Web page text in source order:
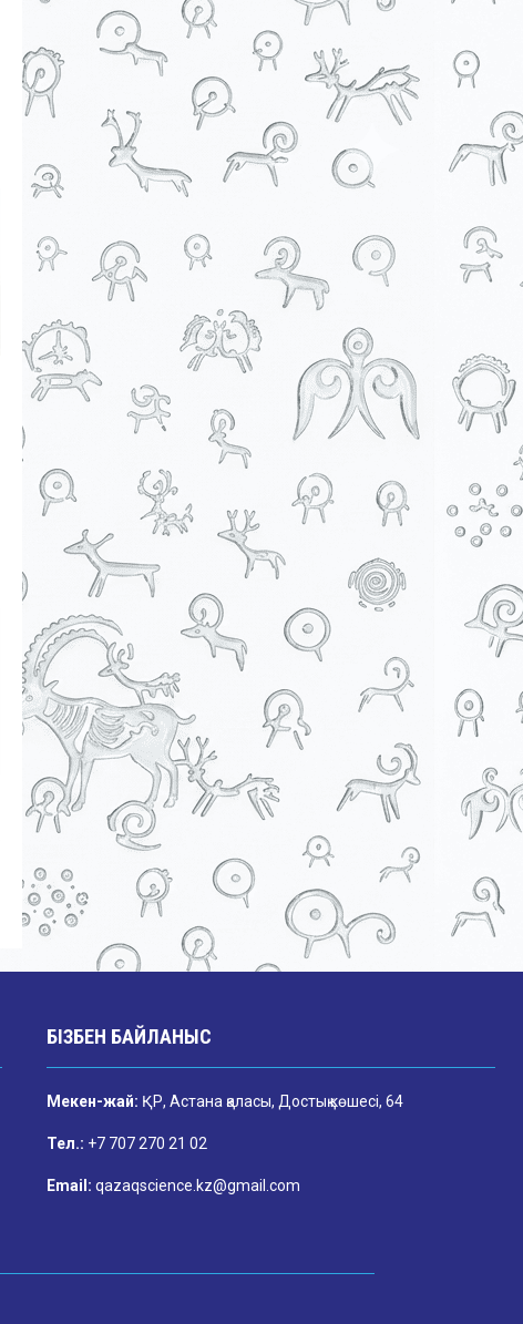
БІЗБЕН БАЙЛАНЫС
Мекен-жай: ҚР, Астана қаласы, Достық көшесі, 64
Тел.: +7 707 270 21 02
Email: qazaqscience.kz@gmail.com